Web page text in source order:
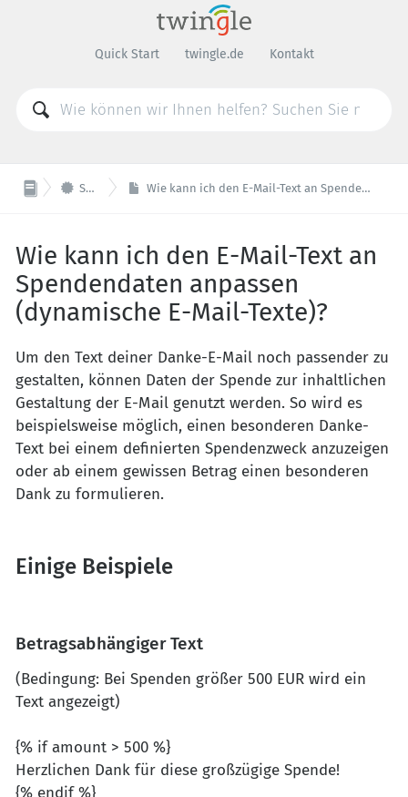
Quick Start twingle.de Kontakt
 Sonstiges Wie kann ich den E-Mail-Text an Spendendaten anpassen (dynamische E-Mail-Texte)?
Wie kann ich den E-Mail-Text an
Spendendaten anpassen
(dynamische E-Mail-Texte)?
Um den Text deiner Danke-E-Mail noch passender zu
gestalten, können Daten der Spende zur inhaltlichen
Gestaltung der E-Mail genutzt werden. So wird es
beispielsweise möglich, einen besonderen Danke-
Text bei einem definierten Spendenzweck anzuzeigen
oder ab einem gewissen Betrag einen besonderen
Dank zu formulieren.
Einige Beispiele
Betragsabhängiger Text
(Bedingung: Bei Spenden größer 500 EUR wird ein
Text angezeigt)
{% if amount > 500 %}
Herzlichen Dank für diese großzügige Spende!
{% endif %}